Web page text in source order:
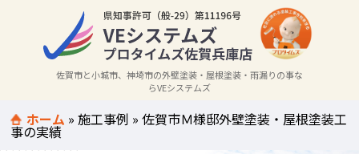
佐賀市と小城市、神埼市の外壁塗装・屋根塗装・雨漏りの事な
らVEシステムズ
ホーム »施工事例 »佐賀市Ｍ様邸外壁塗装・屋根塗装工
事の実績